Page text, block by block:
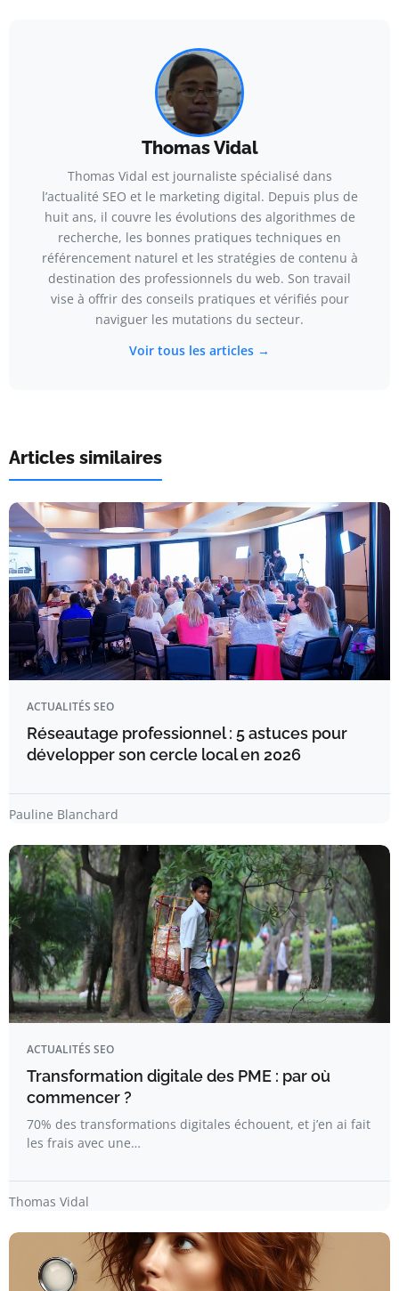
Thomas Vidal
Thomas Vidal est journaliste spécialisé dans
l’actualité SEO et le marketing digital. Depuis plus de
huit ans, il couvre les évolutions des algorithmes de
recherche, les bonnes pratiques techniques en
référencement naturel et les stratégies de contenu à
destination des professionnels du web. Son travail
vise à offrir des conseils pratiques et vérifiés pour
naviguer les mutations du secteur.
Voir tous les articles →
Articles similaires
ACTUALITÉS SEO
Réseautage professionnel : 5 astuces pour
développer son cercle local en 2026
Pauline Blanchard
ACTUALITÉS SEO
Transformation digitale des PME : par où
commencer ?
70% des transformations digitales échouent, et j’en ai fait
les frais avec une…
Thomas Vidal